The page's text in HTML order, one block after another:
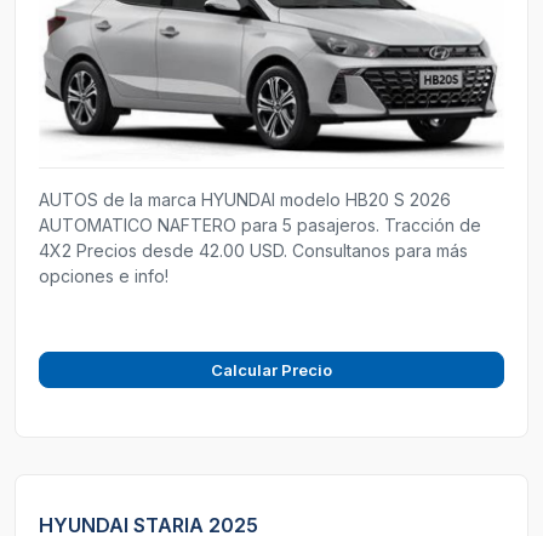
AUTOS de la marca HYUNDAI modelo HB20 S 2026
AUTOMATICO NAFTERO para 5 pasajeros. Tracción de
4X2 Precios desde 42.00 USD. Consultanos para más
opciones e info!
Calcular Precio
HYUNDAI STARIA 2025